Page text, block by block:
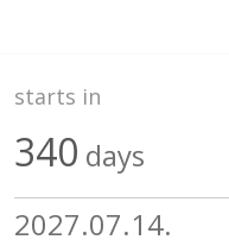
starts in
340 days
2027.07.14.